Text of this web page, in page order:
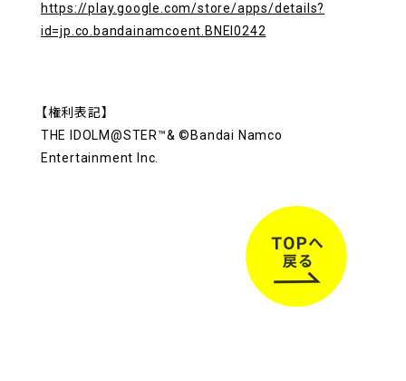
https://play.google.com/store/apps/details?
id=jp.co.bandainamcoent.BNEI0242
【権利表記】
THE IDOLM@STER™& ©Bandai Namco
Entertainment Inc.